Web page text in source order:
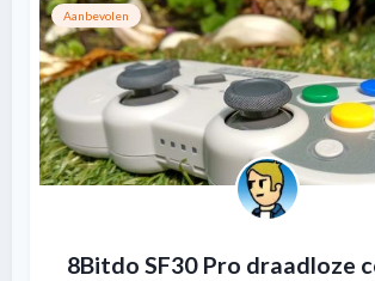
Aanbevolen
8Bitdo SF30 Pro draadloze